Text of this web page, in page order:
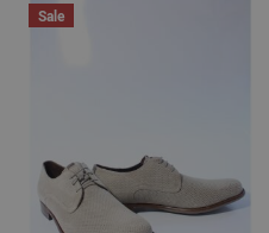
Sale